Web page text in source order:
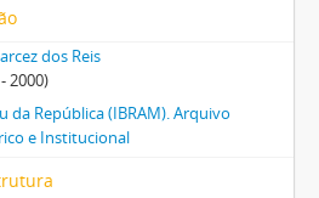
dos Reis
2000)
da República (IBRAM). Arquivo
e Institucional